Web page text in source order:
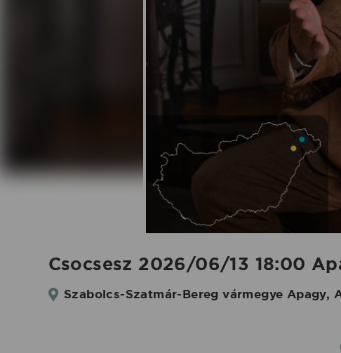
Koncertbooking
Csocsesz 2026/06/13 18:00
Szabolcs-Szatmár-Bereg vármegye Apagy,